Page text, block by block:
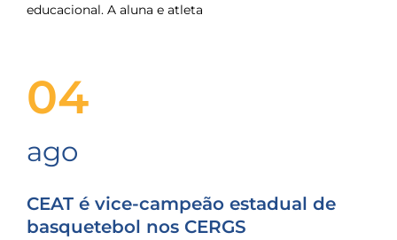
educacional. A aluna e atleta
04
ago
CEAT é vice-campeão estadual de
basquetebol nos CERGS